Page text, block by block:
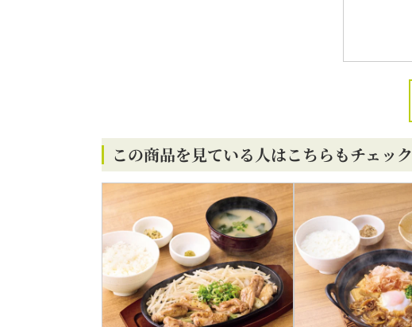
この商品を見ている人はこちらもチェック